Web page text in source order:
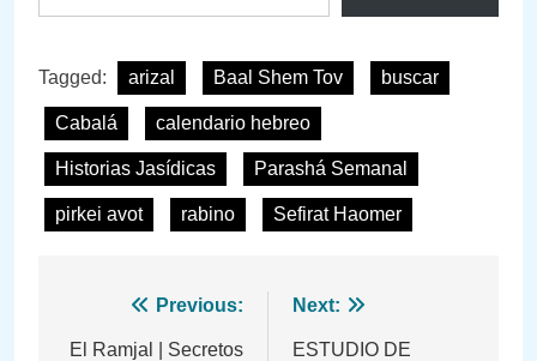
Tagged: arizal Baal Shem Tov buscar
Cabalá calendario hebreo
Historias Jasídicas Parashá Semanal
pirkei avot rabino Sefirat Haomer
Navegación
de
Previous:
El Ramjal | Secretos
Next:
ESTUDIO DE